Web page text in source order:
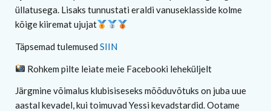
üllatusega. Lisaks tunnustati eraldi vanuseklasside kolme
kõige kiiremat ujujat
Täpsemad tulemused SIIN
Rohkem pilte leiate meie Facebooki leheküljelt
Järgmine võimalus klubisiseseks mõõduvõtuks on juba uue
aastal kevadel, kui toimuvad Yessi kevadstardid. Ootame